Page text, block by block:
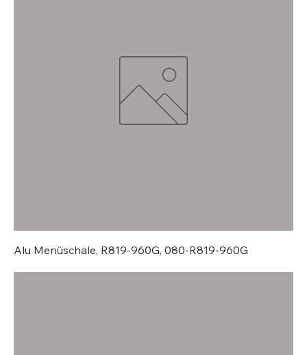
Alu Menüschale, R819-960G, 080-R819-960G